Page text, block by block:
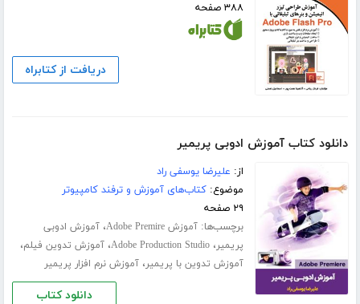
۳۸۸ صفحه
دریافت از کتابراه
دانلود کتاب آموزش ادوبی پریمیر
از: علیرضا یوسفی راد
موضوع:کتاب‌های آموزش و ترفند کامپیوتر
۲۹ صفحه
برچسب‌ها:آموزش Adobe Premire ،آموزش ادوبی
پریمیر،Adobe Production Studio،آموزش تدوین فیلم،
آموزش تدوین با پریمیر،آموزش نرم افزار پریمیر
دانلود کتاب